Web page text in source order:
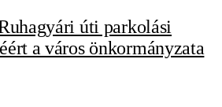
úti parkolási
a város önkormányzata